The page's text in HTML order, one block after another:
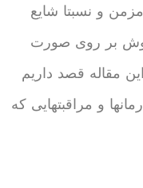
و نسبتا شایع
بر روی صورت
مقاله قصد داریم
و مراقبتهایی که